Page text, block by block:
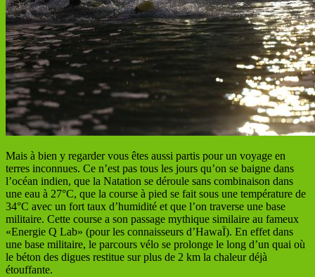
Mais à bien y regarder vous êtes aussi partis pour un voyage en
terres inconnues. Ce n’est pas tous les jours qu’on se baigne dans
l’océan indien, que la Natation se déroule sans combinaison dans
une eau à 27°C, que la course à pied se fait sous une température de
34°C avec un fort taux d’humidité et que l’on traverse une base
militaire. Cette course a son passage mythique similaire au fameux
«Energie Q Lab» (pour les connaisseurs d’HawaÏ). En effet dans
une base militaire, le parcours vélo se prolonge le long d’un quai où
le béton des digues restitue sur plus de 2 km la chaleur déjà
étouffante.